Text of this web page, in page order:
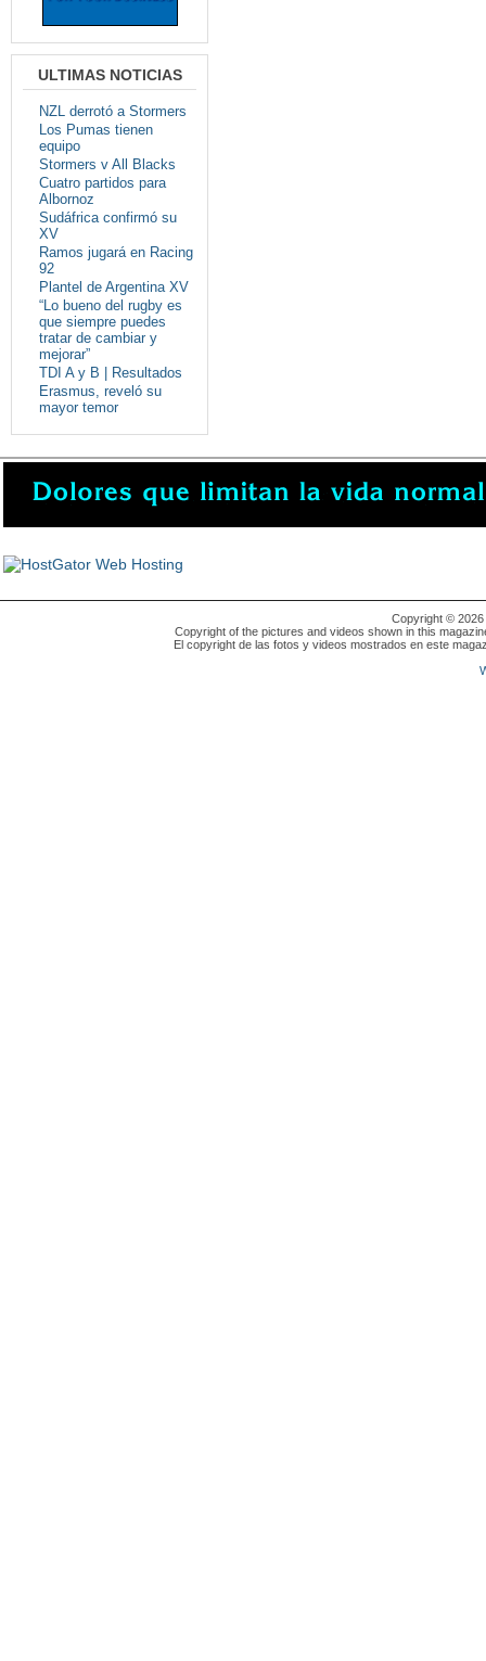
ULTIMAS NOTICIAS
NZL derrotó a Stormers
Los Pumas tienen
equipo
Stormers v All Blacks
Cuatro partidos para
Albornoz
Sudáfrica confirmó su
XV
Ramos jugará en Racing
92
Plantel de Argentina XV
“Lo bueno del rugby es
que siempre puedes
tratar de cambiar y
mejorar”
TDI A y B | Resultados
Erasmus, reveló su
mayor temor
Copyright © 2026
Copyright of the pictures and videos shown in this
El copyright de las fotos y videos mostrados en este